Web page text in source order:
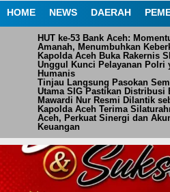
HOME NEWS DAERAH
HUT ke-53 Bank Aceh:
Amanah, Menumbuhkan
Kapolda Aceh Buka Rakernis
Unggul Kunci Pelayanan Polri
Humanis
Tinjau Langsung Pasokan
Utama SIG Pastikan Distribusi
Mawardi Nur Resmi Dilantik
Kapolda Aceh Terima
Aceh, Perkuat Sinergi dan
Keuangan